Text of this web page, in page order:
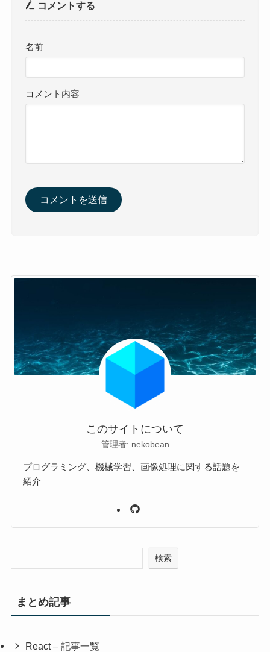
コメントする
名前
コメント内容
このサイトについて
管理者: nekobean
プログラミング、機械学習、画像処理に関する話題を
紹介
検索
まとめ記事
React – 記事一覧